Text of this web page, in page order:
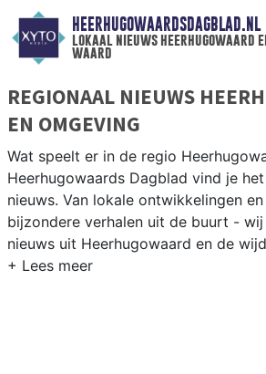
HEERHUGOWAARDSDAGBLAD.NL
lokaal nieuws heerhugowaard
waard
REGIONAAL NIEUWS
EN OMGEVING
Wat speelt er in de regio
Heerhugowaards Dagblad vind je
nieuws. Van lokale ontwikkelingen
bijzondere verhalen uit de buurt -
nieuws uit Heerhugowaard en de